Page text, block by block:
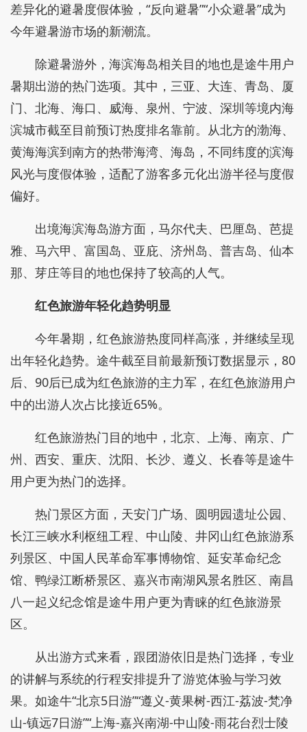
差异化的避暑度假体验，“反向避暑”“小众避暑”成为
今年避暑游市场的新潮流。
除避暑游外，海滨海岛相关目的地也是途牛用户
暑期出游的热门选项。其中，三亚、大连、青岛、厦
门、北海、海口、威海、泉州、宁波、深圳等境内海
滨城市截至目前预订热度排名靠前。从北方的渤海、
黄海海滨到南方的热带海湾、海岛，不同纬度的滨海
风光与度假体验，适配了游客多元化出游半径与度假
偏好。
出境海滨海岛游方面，马尔代夫、巴厘岛、芭提
雅、马六甲、富国岛、亚庇、济州岛、普吉岛、仙本
那、芽庄等目的地也保持了较高的人气。
红色旅游年轻化趋势明显
今年暑期，红色旅游热度同样高涨，并继续呈现
出年轻化趋势。途牛截至目前最新预订数据显示，80
后、90后已成为红色旅游的主力军，在红色旅游用户
中的出游人次占比接近65%。
红色旅游热门目的地中，北京、上海、南京、广
州、西安、重庆、沈阳、长沙、遵义、长春等是途牛
用户更为热门的选择。
热门景区方面，天安门广场、圆明园遗址公园、
长江三峡水利枢纽工程、中山陵、井冈山红色旅游系
列景区、中国人民革命军事博物馆、延安革命纪念
馆、鸭绿江断桥景区、嘉兴市南湖风景名胜区、南昌
八一起义纪念馆是途牛用户更为青睐的红色旅游景
区。
从出游方式来看，跟团游依旧是热门选择，专业
的讲解与系统的行程安排提升了游览体验与学习效
果。如途牛“北京5日游”“遵义-黄果树-西江-荔波-梵净
山-镇远7日游”“上海-嘉兴南湖-中山陵-雨花台烈士陵